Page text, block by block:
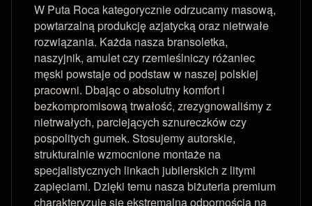
W Puta Roca kategorycznie odrzucamy masową,
powtarzalną produkcję azjatycką oraz nietrwałe
rozwiązania. Każda nasza bransoletka,
naszyjnik, amulet czy rzemieślniczy różaniec
męski powstaje od podstaw w naszej polskiej
pracowni. Dbając o absolutny komfort i
bezkompromisową trwałość, zrezygnowaliśmy z
nietrwałych, parciejących sznureczków czy
pospolitych gumek. Stosujemy autorskie,
strukturalnie wzmocnione montaże na
specjalistycznych linkach jubilerskich z litymi
zapięciami. Dzięki temu nasza biżuteria premium
charakteryzuje się ekstremalną odpornością na